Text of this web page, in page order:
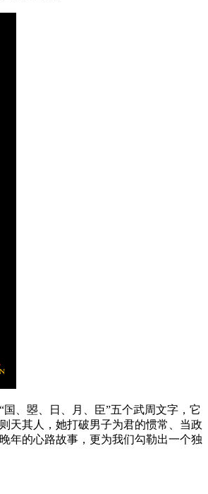
、曌、日、月、臣”五个武周文字，它
天其人，她打破男子为君的惯常、当政
年的心路故事，更为我们勾勒出一个独